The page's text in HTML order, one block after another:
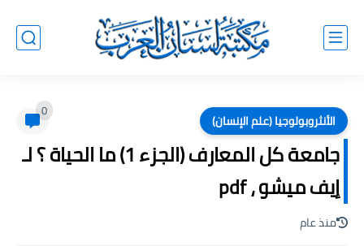
الأنثروبولوجيا (علم الإنسان) 0
جامعة كل المعارف (الجزء 1) ما الحياة ؟ لـ
إيف ميشو ، pdf
منذ عام